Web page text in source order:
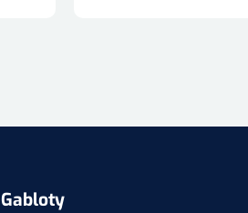
Gabloty